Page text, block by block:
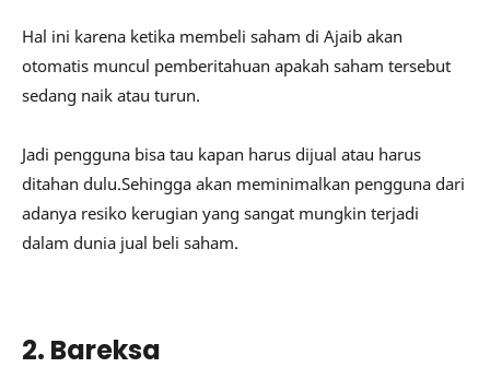
Hal ini karena ketika membeli saham di Ajaib akan
otomatis muncul pemberitahuan apakah saham tersebut
sedang naik atau turun.
Jadi pengguna bisa tau kapan harus dijual atau harus
ditahan dulu.Sehingga akan meminimalkan pengguna dari
adanya resiko kerugian yang sangat mungkin terjadi
dalam dunia jual beli saham.
2. Bareksa